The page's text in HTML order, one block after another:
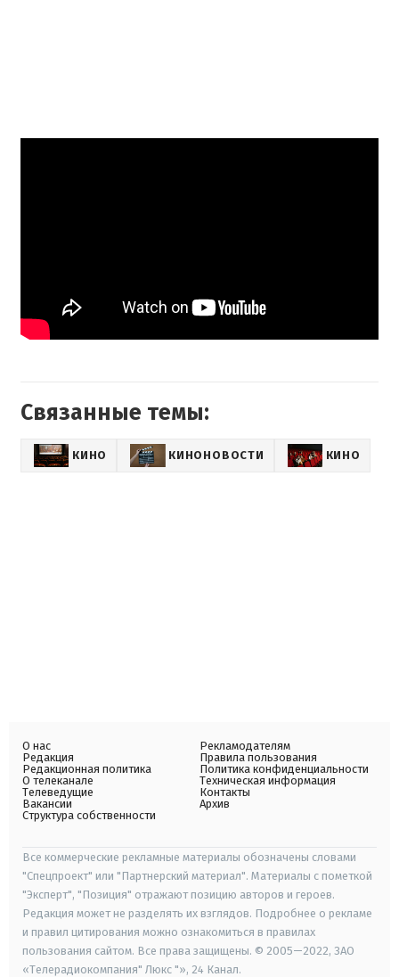
Связанные темы:
КИНО КИНОНОВОСТИ КИНО
О нас
Редакция
Редакционная политика
О телеканале
Телеведущие
Вакансии
Структура собственности
Рекламодателям
Правила пользования
Политика конфиденциальности
Техническая информация
Контакты
Архив
Все коммерческие рекламные материалы обозначены словами
"Спецпроект" или "Партнерский материал". Материалы с пометкой
"Эксперт", "Позиция" отражают позицию авторов и героев.
Редакция может не разделять их взглядов. Подробнее о рекламе
и правил цитирования можно ознакомиться в правилах
пользования сайтом. Все права защищены. © 2005—2022, ЗАО
«Телерадиокомпания" Люкс "», 24 Канал.